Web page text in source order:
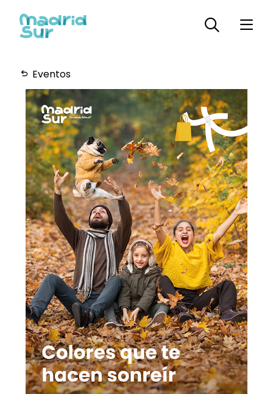
Horarios
Plano
Servicios
Moda
Restauración
Ocio
Servicios
Hipermercado
Telefonía
Eventos